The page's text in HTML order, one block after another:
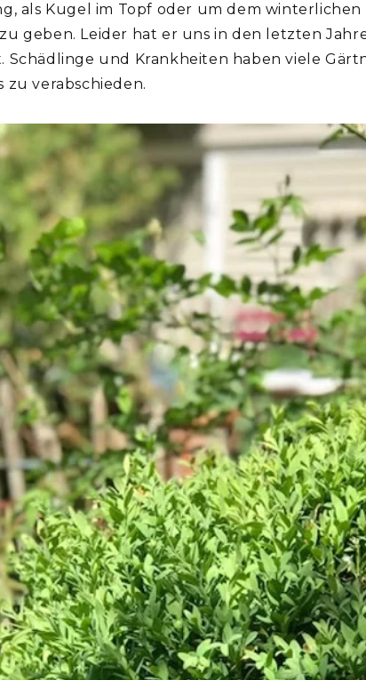
als Kugel im Topf oder um dem winterlichen
geben. Leider hat er uns in den letzten
Schädlinge und Krankheiten haben viele
zu verabschieden.